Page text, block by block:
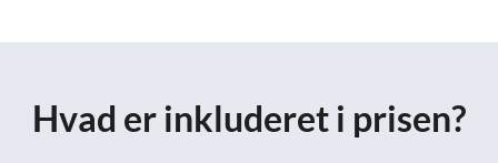
Hvad er inkluderet i prisen?